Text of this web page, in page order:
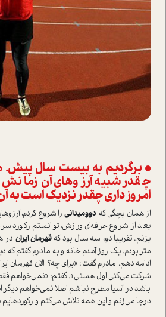
• برگردیم به بیست سال پیش.
چقدر شبیه آرزوهای آن
امروز داری چقدر نزدیک ا‌ست به
از همان بچگی که دو‌و‌میدانیرا شروع کردم،
بزنم. تقریبا دو، سه سال بود کهقهرمان ایران
متر بودم. یک روز آمدم خانه و به مادرم گفتم که
ادامه دهم. مادرم گفت‌: «برای چه؟ الان قهرمان
شرکت می‌کنی اول هستی». گفتم: «نمی‌خواهم فقط
باشد در آسیا مطرح نباشم اصلا نمی‌خواهم دیگر
درجا می‌زنم و این همه تلاش می‌کنم و